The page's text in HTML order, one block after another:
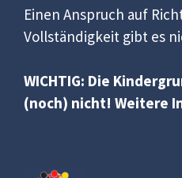
Einen Anspruch auf
Vollständigkeit gibt es
WICHTIG: Die
(noch) nicht! Weitere